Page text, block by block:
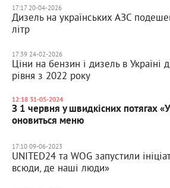
17:17 20-04-2026
Дизель на українських АЗС
літр
17:39 24-02-2026
Ціни на бензин і дизель в Україні
рівня з 2022 року
12:18 31-05-2024
З 1 червня у швидкісних потягах
оновиться меню
17:10 09-06-2023
UNITED24 та WOG запустили
всюди, де наші люди»